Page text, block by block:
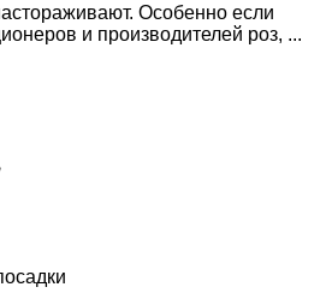
Особенно если
и производителей роз, ...